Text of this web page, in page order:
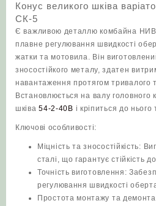
СК-5
кількість
Конус великого шківа
СК-5
Є важливою деталлю комбайна
плавне регулювання швидкості
жатки та мотовила. Він
зносостійкого металу, здатен
навантаження протягом тривалого
Встановлюється на валу головного
шківа54-2-40В і кріпиться до
Ключові особливості:
Міцність та зносостійкість:
сталі, що гарантує стійкість
Точність виготовлення:
регулювання швидкості
Простота монтажу та